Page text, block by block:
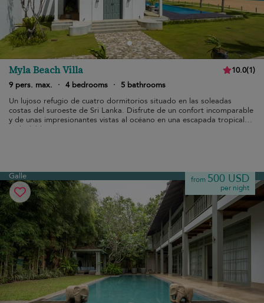
Myla Beach Villa 10.0(1)
9 pers. max.
· 4 bedrooms ·
5 bathrooms
Un lujoso refugio de cuatro dormitorios situado en las soleadas
costas del suroeste de Sri Lanka. Disfrute de un confort incomparable
y de unas impresionantes vistas al océano en una escapada tropical
inolvidable.
Galle from 500 USD
per night